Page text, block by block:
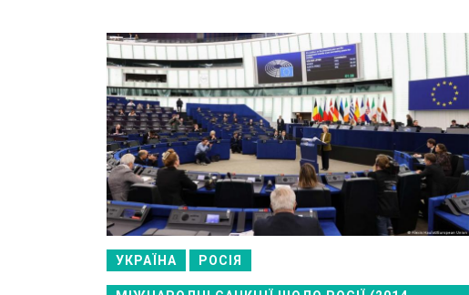
УКРАЇНА РОСІЯ